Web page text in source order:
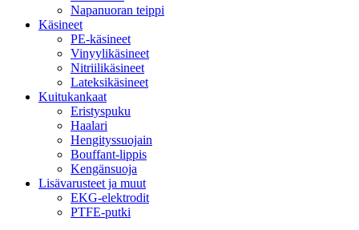
Napanuoran teippi
Käsineet
PE-käsineet
Vinyylikäsineet
Nitriilikäsineet
Lateksikäsineet
Kuitukankaat
Eristyspuku
Haalari
Hengityssuojain
Bouffant-lippis
Kengänsuoja
Lisävarusteet ja muut
EKG-elektrodit
PTFE-putki